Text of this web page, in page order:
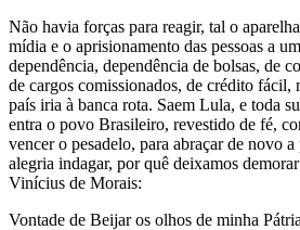
Não havia forças para reagir, tal o
mídia e o aprisionamento das pessoas a
dependência, dependência de bolsas, de
de cargos comissionados, de crédito fácil,
país iria à banca rota. Saem Lula, e toda
entra o povo Brasileiro, revestido de fé,
vencer o pesadelo, para abraçar de novo
alegria indagar, por quê deixamos
Vinícius de Morais:
Vontade de Beijar os olhos de minha